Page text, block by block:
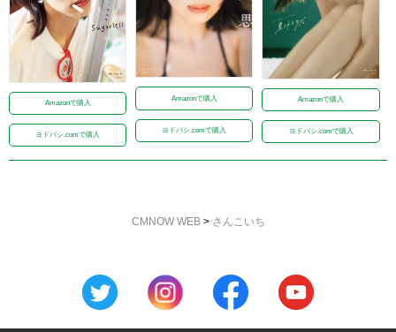
Amazonで購入
ヨドバシ.comで購入
Amazonで購入
ヨドバシ.comで購入
Amazonで購入
ヨドバシ.comで購入
CMNOW WEB> さんこいち